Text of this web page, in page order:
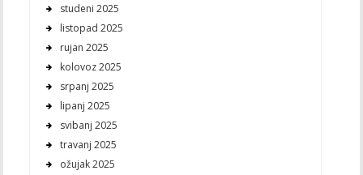
studeni 2025
listopad 2025
rujan 2025
kolovoz 2025
srpanj 2025
lipanj 2025
svibanj 2025
travanj 2025
ožujak 2025